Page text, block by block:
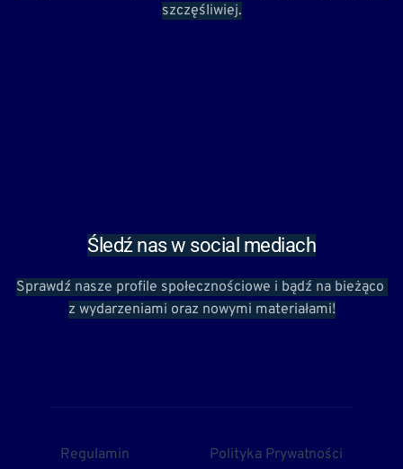
szczęśliwiej.
Śledź nas w social mediach
Sprawdź nasze profile społecznościowe i bądź na bieżąco
z wydarzeniami oraz nowymi materiałami!
Polityka Prywatności
Regulamin